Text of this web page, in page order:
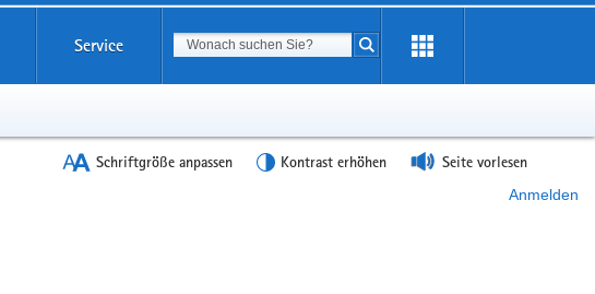
Service Suchbegriff
Suche starten
Schriftgröße anpassen Kontrast erhöhen Seite vorlesen
Anmelden